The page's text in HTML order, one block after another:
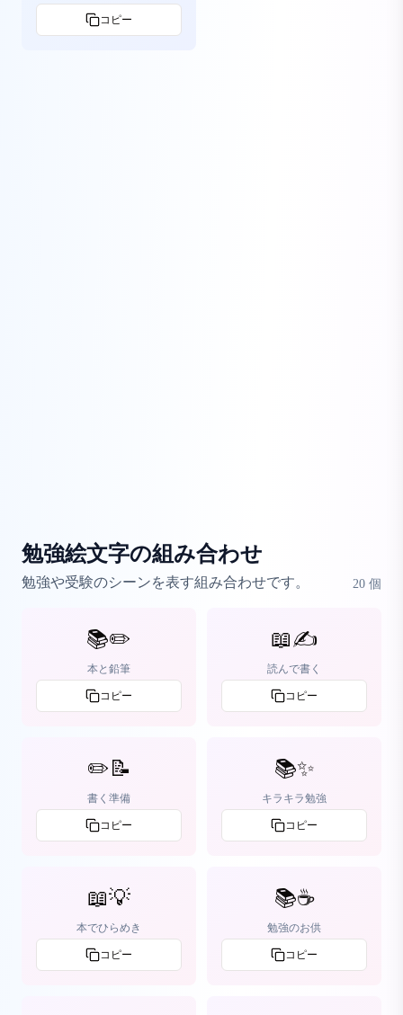
コピー
勉強絵文字の組み合わせ
勉強や受験のシーンを表す組み合わせです。 20 個
📚✏️
本と鉛筆
コピー
📖✍️
読んで書く
コピー
✏️📝
書く準備
コピー
📚✨
キラキラ勉強
コピー
📖💡
本でひらめき
コピー
📚☕
勉強のお供
コピー